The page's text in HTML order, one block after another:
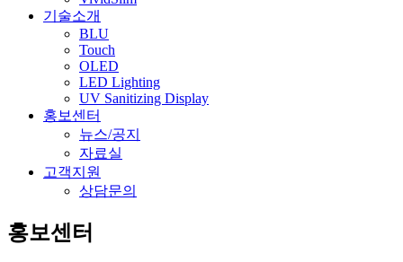
기술소개
BLU
Touch
OLED
LED Lighting
UV Sanitizing Display
홍보센터
뉴스/공지
자료실
고객지원
상담문의
홍보센터